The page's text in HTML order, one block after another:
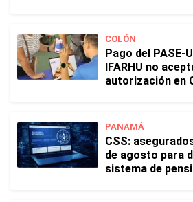
COLÓN
Pago del PASE-
IFARHU no
autorización en
PANAMÁ
CSS:
de agosto para
sistema de